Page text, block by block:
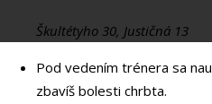
Škultétyho 30, Justičná 13
Pod vedením trénera sa
zbavíš bolesti chrbta.